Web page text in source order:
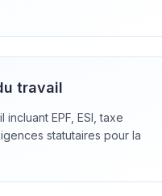
travail
EPF, ESI, taxe
statutaires pour la